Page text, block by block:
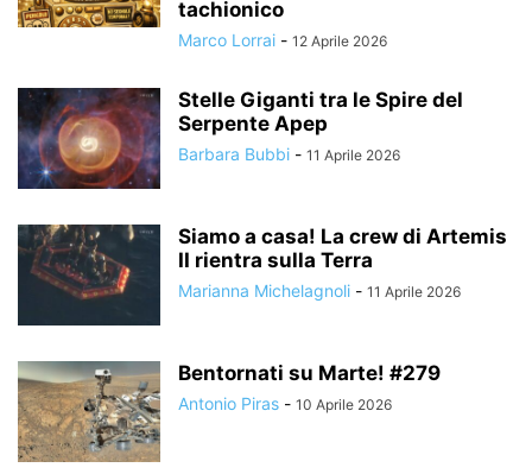
tachionico
Marco Lorrai - 12 Aprile 2026
Stelle Giganti tra le Spire del
Serpente Apep
Barbara Bubbi - 11 Aprile 2026
Siamo a casa! La crew di Artemis
II rientra sulla Terra
Marianna Michelagnoli - 11 Aprile 2026
Bentornati su Marte! #279
Antonio Piras - 10 Aprile 2026